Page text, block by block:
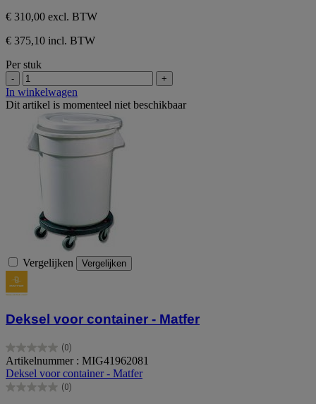
€ 310,00 excl. BTW
€ 375,10 incl. BTW
Per stuk
- +
In winkelwagen
Dit artikel is momenteel niet beschikbaar
Vergelijken Vergelijken
Deksel voor container - Matfer
(0)
0.0
van
de
5
Artikelnummer : MIG41962081
Deksel voor container - Matfer
(0)
0.0